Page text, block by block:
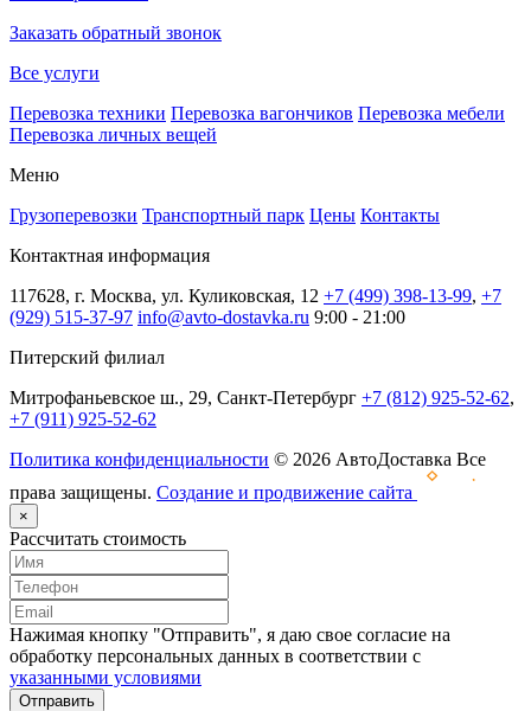
Заказать обратный звонок
Все услуги
Перевозка техники Перевозка вагончиков Перевозка мебели
Перевозка личных вещей
Меню
Грузоперевозки Транспортный парк Цены Контакты
Контактная информация
117628, г. Москва, ул. Куликовская, 12 +7 (499) 398-13-99, +7
(929) 515-37-97 info@avto-dostavka.ru 9:00 - 21:00
Питерский филиал
Митрофаньевское ш., 29, Санкт-Петербург +7 (812) 925-52-62,
+7 (911) 925-52-62
Политика конфиденциальности © 2026 АвтоДоставка Все
права защищены. Создание и продвижение сайта
×
Рассчитать стоимость
Нажимая кнопку "Отправить", я даю свое согласие на
обработку персональных данных в соответствии с
указанными условиями
Отправить